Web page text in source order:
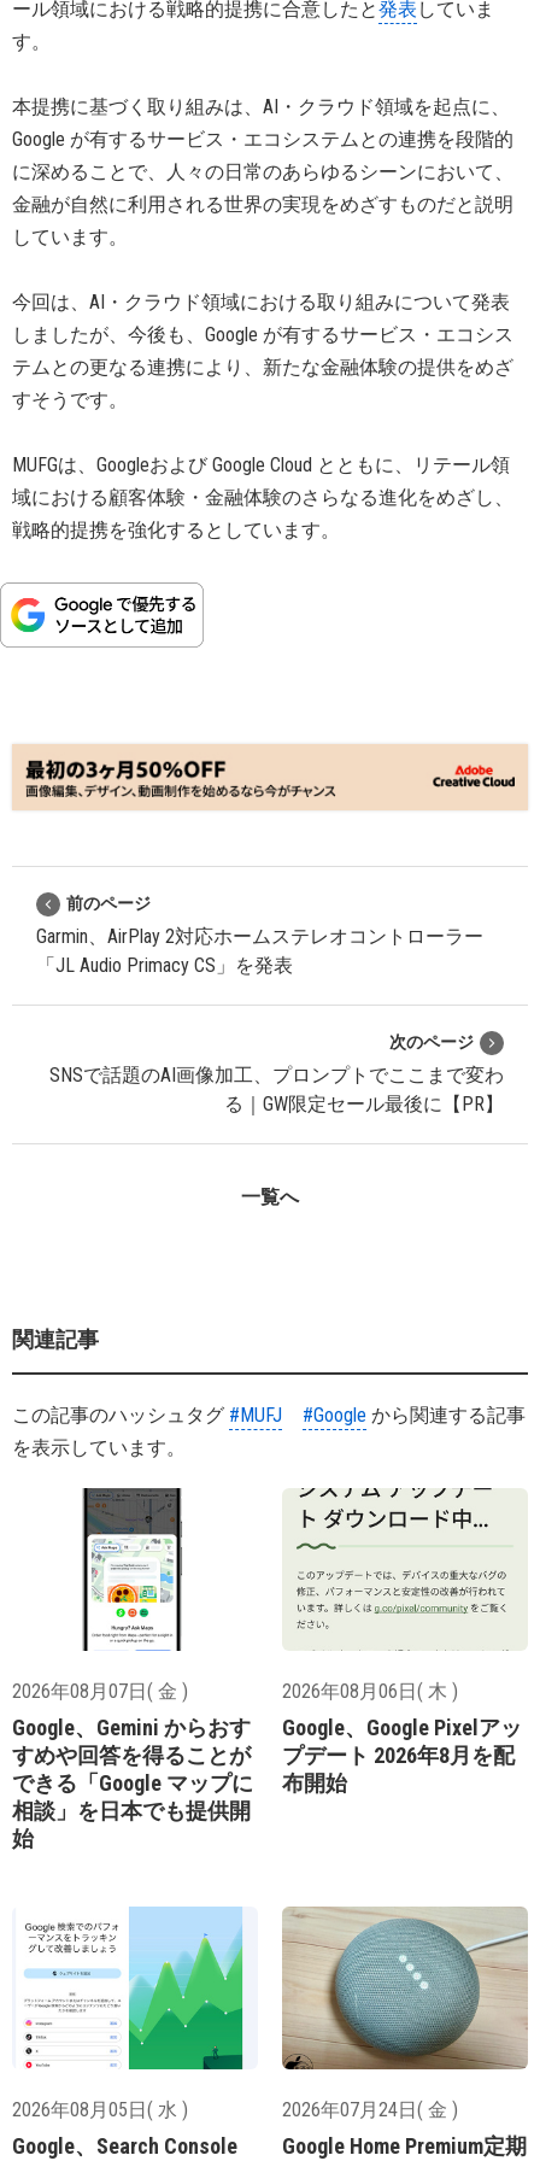
ール領域における戦略的提携に合意したと発表 していま
す。
本提携に基づく取り組みは、AI・クラウド領域を起点に、
Google が有するサービス・エコシステムとの連携を段階的
に深めることで、人々の日常のあらゆるシーンにおいて、
金融が自然に利用される世界の実現をめざすものだと説明
しています。
今回は、AI・クラウド領域における取り組みについて発表
しましたが、今後も、Google が有するサービス・エコシス
テムとの更なる連携により、新たな金融体験の提供をめざ
すそうです。
MUFGは、Googleおよび Google Cloud とともに、リテール領
域における顧客体験・金融体験のさらなる進化をめざし、
戦略的提携を強化するとしています。
前のページ
Garmin、AirPlay 2対応ホームステレオコントローラー
「JL Audio Primacy CS」を発表
次のページ
SNSで話題のAI画像加工、プロンプトでここまで変わ
る｜GW限定セール最後に【PR】
一覧へ
関連記事
この記事のハッシュタグ #MUFJ #Google から関連する記事
を表示しています。
2026年08月07日( 金 )
Google、Gemini からおす
すめや回答を得ることが
できる「Google マップに
相談」を日本でも提供開
始
2026年08月06日( 木 )
Google、Google Pixelアッ
プデート 2026年8月を配
布開始
2026年08月05日( 水 )
Google、Search Console
2026年07月24日( 金 )
Google Home Premium定期